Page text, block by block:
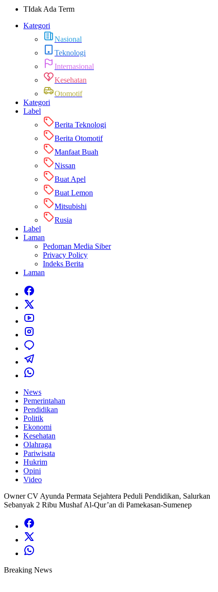
TIdak Ada Term
Kategori
Nasional
Teknologi
Internasional
Kesehatan
Otomotif
Kategori
Label
Berita Teknologi
Berita Otomotif
Manfaat Buah
Nissan
Buat Apel
Buat Lemon
Mitsubishi
Rusia
Label
Laman
Pedoman Media Siber
Privacy Policy
Indeks Berita
Laman
News
Pemerintahan
Pendidikan
Politik
Ekonomi
Kesehatan
Olahraga
Pariwisata
Hukrim
Opini
Video
Owner CV Ayunda Permata Sejahtera Peduli Pendidikan, Salurkan
Sebanyak 2 Ribu Mushaf Al-Qur’an di Pamekasan-Sumenep
Breaking News